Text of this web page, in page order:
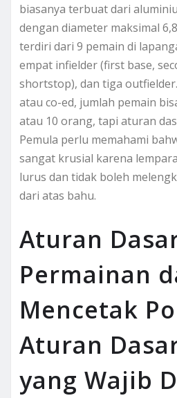
biasanya terbuat dari
dengan diameter maksimal
terdiri dari 9 pemain di
empat infielder (first base,
shortstop), dan tiga
atau co-ed, jumlah pemain
atau 10 orang, tapi aturan
Pemula perlu memahami
sangat krusial karena
lurus dan tidak boleh
dari atas bahu.
Aturan
Permainan
Mencetak
Aturan
yang Wajib